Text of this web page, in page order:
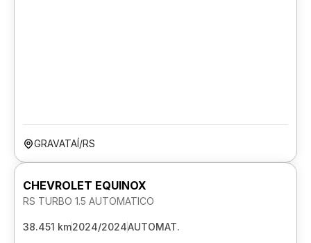
GRAVATAÍ/RS
CHEVROLET EQUINOX
RS TURBO 1.5 AUTOMATICO
38.451 km2024/2024AUTOMAT.